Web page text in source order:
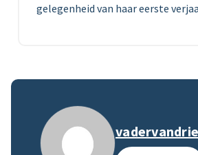
gelegenheid van haar eerste